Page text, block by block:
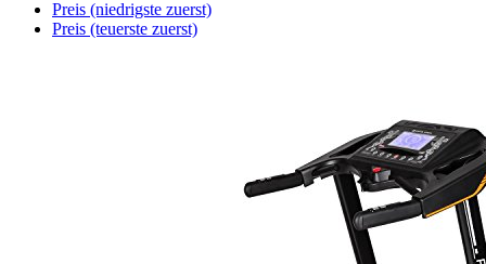
Preis (niedrigste zuerst)
Preis (teuerste zuerst)